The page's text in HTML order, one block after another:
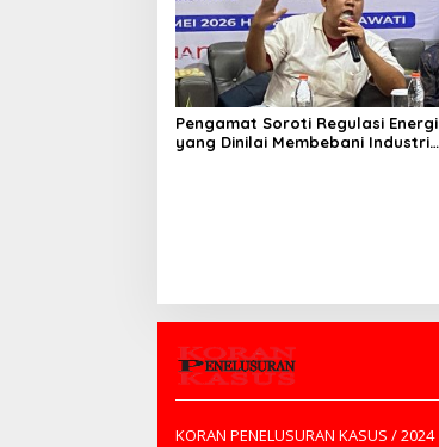
Pengamat Soroti Regulasi Energi
yang Dinilai Membebani Industri
KORAN PENELUSURAN KASUS / 2024